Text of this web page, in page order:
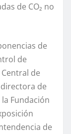
de CO₂ no
de
de
de
de
Fundación
de